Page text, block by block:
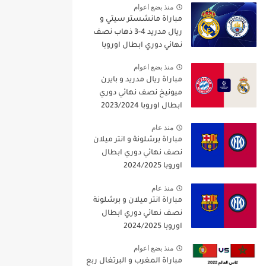
منذ بضع اعوام
مباراة مانشستر سيتي و
ريال مدريد 4-3 ذهاب نصف
نهائي دوري ابطال اوروبا
منذ بضع اعوام
مباراة ريال مدريد و بايرن
ميونيخ نصف نهائي دوري
ابطال اوروبا 2023/2024
منذ عام
مباراة برشلونة و انتر ميلان
نصف نهائي دوري ابطال
اوروبا 2024/2025
منذ عام
مباراة انتر ميلان و برشلونة
نصف نهائي دوري ابطال
اوروبا 2024/2025
منذ بضع اعوام
مباراة المغرب و البرتغال ربع